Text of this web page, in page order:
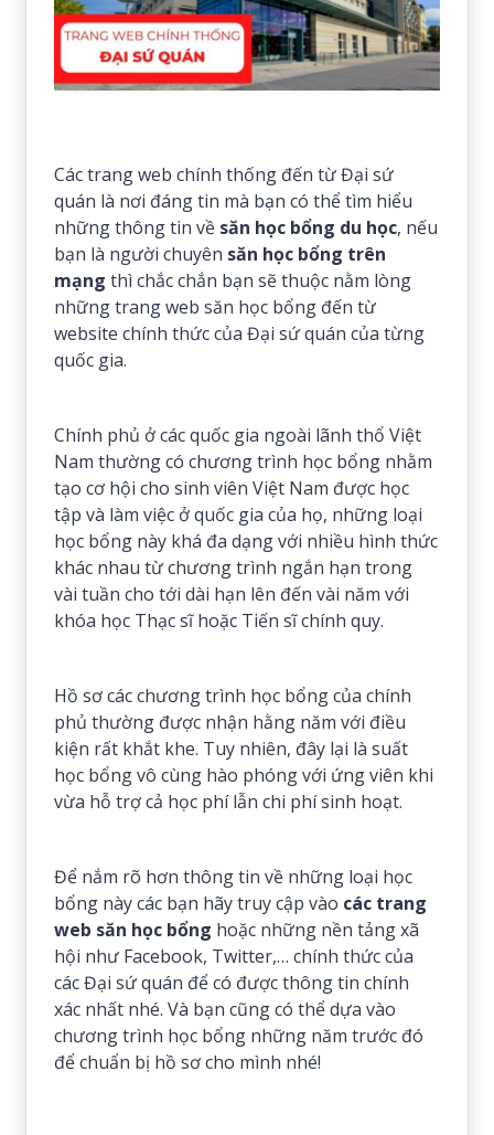
Các trang web chính thống đến từ Đại sứ
quán là nơi đáng tin mà bạn có thể tìm hiểu
những thông tin về săn học bổng du học, nếu
bạn là người chuyên săn học bổng trên
mạng thì chắc chắn bạn sẽ thuộc nằm lòng
những trang web săn học bổng đến từ
website chính thức của Đại sứ quán của từng
quốc gia.
Chính phủ ở các quốc gia ngoài lãnh thổ Việt
Nam thường có chương trình học bổng nhằm
tạo cơ hội cho sinh viên Việt Nam được học
tập và làm việc ở quốc gia của họ, những loại
học bổng này khá đa dạng với nhiều hình thức
khác nhau từ chương trình ngắn hạn trong
vài tuần cho tới dài hạn lên đến vài năm với
khóa học Thạc sĩ hoặc Tiến sĩ chính quy.
Hồ sơ các chương trình học bổng của chính
phủ thường được nhận hằng năm với điều
kiện rất khắt khe. Tuy nhiên, đây lại là suất
học bổng vô cùng hào phóng với ứng viên khi
vừa hỗ trợ cả học phí lẫn chi phí sinh hoạt.
Để nắm rõ hơn thông tin về những loại học
bổng này các bạn hãy truy cập vào các trang
web săn học bổng hoặc những nền tảng xã
hội như Facebook, Twitter,… chính thức của
các Đại sứ quán để có được thông tin chính
xác nhất nhé. Và bạn cũng có thể dựa vào
chương trình học bổng những năm trước đó
để chuẩn bị hồ sơ cho mình nhé!